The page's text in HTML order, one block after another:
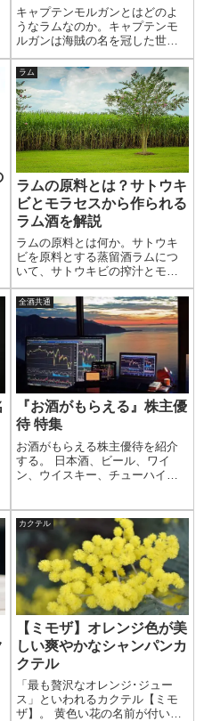
を解説
キャプテンモルガンとはどのよ
うなラムなのか。キャプテンモ
ルガンは海賊の名を冠した世界
的なラムブランドであり、スパ
イスドラムの代表格として知ら
れている。ここでは、ブランド
名の由来となった人物や歴史、
味わいの特徴、ラインアップの
違いについてわかりやすく解説
する。
ラム
ラムの原料とは？サトウキ
ビとモラセスから作られる
ラム酒を解説
ラムの原料とは何か。サトウキ
ビを原料とする蒸留酒ラムにつ
いて、サトウキビの搾汁とモラ
セス（糖蜜）の違いを中心に解
説。ラム酒がどのような原料か
ら造られるのかをわかりやすく
全酒共通
『お酒がもらえる』株主優
待 特集
お酒がもらえる株主優待を紹介
する。 日本酒、ビール、ワイ
ン、ウイスキー、チューハイな
で、この機会に限定品をもらう
のもよいだろう。株式投資しな
がらお酒を楽しもう。
カクテル
【ミモザ】オレンジ色が美
しい爽やかなシャンパンカ
クテル
「最も贅沢なオレンジ･ジュー
ス」といわれるカクテル【ミモ
ザ】。 黄色い花の名前が付いた